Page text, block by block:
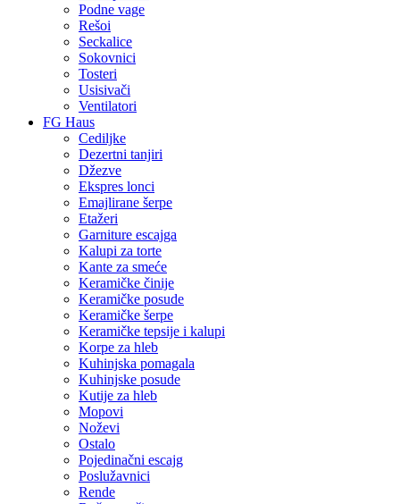
Podne vage
Rešoi
Seckalice
Sokovnici
Tosteri
Usisivači
Ventilatori
FG Haus
Cediljke
Dezertni tanjiri
Džezve
Ekspres lonci
Emajlirane šerpe
Etažeri
Garniture escajga
Kalupi za torte
Kante za smeće
Keramičke činije
Keramičke posude
Keramičke šerpe
Keramičke tepsije i kalupi
Korpe za hleb
Kuhinjska pomagala
Kuhinjske posude
Kutije za hleb
Mopovi
Noževi
Ostalo
Pojedinačni escajg
Poslužavnici
Rende